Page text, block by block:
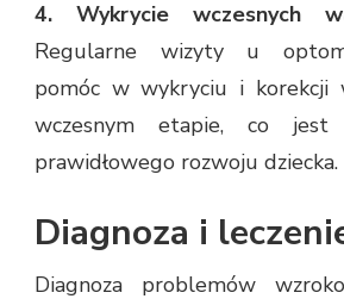
4. Wykrycie wczesnych
Regularne wizyty u
pomóc w wykryciu i korekcji
wczesnym etapie, co
prawidłowego rozwoju dziecka.
Diagnoza i
Diagnoza problemów